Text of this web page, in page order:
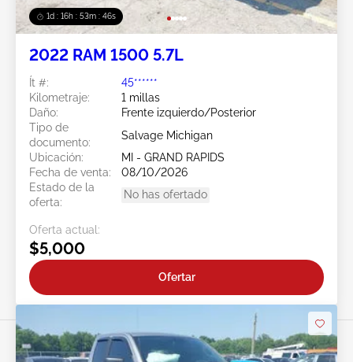
1d : 16h : 53m : 44s
2022 RAM 1500 5.7L
Ít #:
45******
Kilometraje:
1 millas
Daño:
Frente izquierdo/Posterior
Tipo de
documento:
Salvage Michigan
Ubicación:
MI - GRAND RAPIDS
Fecha de venta:
08/10/2026
Estado de la
oferta:
No has ofertado
Oferta actual:
$5,000
Ofertar